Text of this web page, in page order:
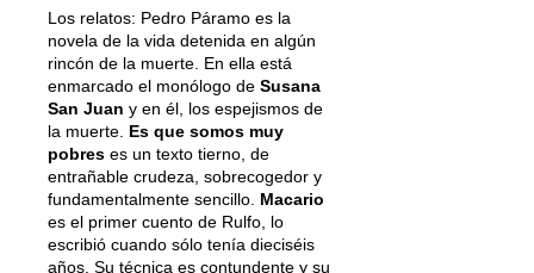
Los relatos: Pedro Páramo es la
novela de la vida detenida en algún
rincón de la muerte. En ella está
enmarcado el monólogo de Susana
San Juan y en él, los espejismos de
la muerte. Es que somos muy
pobres es un texto tierno, de
entrañable crudeza, sobrecogedor y
fundamentalmente sencillo. Macario
es el primer cuento de Rulfo, lo
escribió cuando sólo tenía dieciséis
años. Su técnica es contundente y su